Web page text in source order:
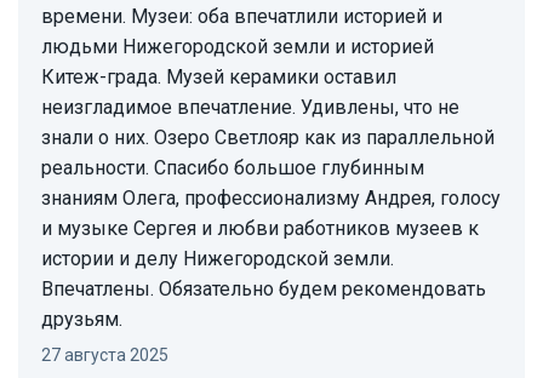
времени. Музеи: оба впечатлили историей и
людьми Нижегородской земли и историей
Китеж-града. Музей керамики оставил
неизгладимое впечатление. Удивлены, что не
знали о них. Озеро Светлояр как из параллельной
реальности. Спасибо большое глубинным
знаниям Олега, профессионализму Андрея, голосу
и музыке Сергея и любви работников музеев к
истории и делу Нижегородской земли.
Впечатлены. Обязательно будем рекомендовать
друзьям.
27 августа 2025